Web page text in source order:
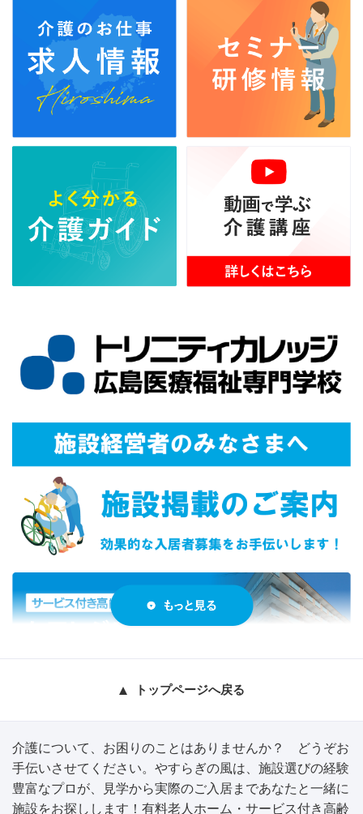
トップページへ戻る
介護について、お困りのことはありませんか？ どうぞお
手伝いさせてください。やすらぎの風は、施設選びの経験
豊富なプロが、見学から実際のご入居まであなたと一緒に
施設をお探しします！有料老人ホーム・サービス付き高齢